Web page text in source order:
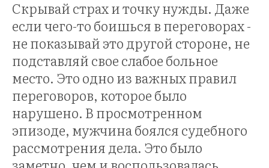
Скрывай страх и точку нужды. Даже
если чего-то боишься в переговорах -
не показывай это другой стороне, не
подставляй свое слабое больное
место. Это одно из важных правил
переговоров, которое было
нарушено. В просмотренном
эпизоде, мужчина боялся судебного
рассмотрения дела. Это было